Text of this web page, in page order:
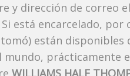
y dirección de correo
está encarcelado,
están disponibles
prácticamente